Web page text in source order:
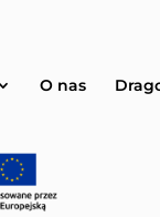
O nas
UE